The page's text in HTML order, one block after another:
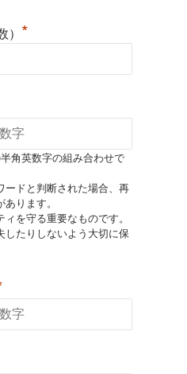
*
角英数字の組み合わせで
ードと判断された場合、再
ります。
を守る重要なものです。
したりしないよう大切に保